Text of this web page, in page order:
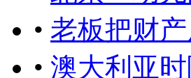
• 老板把财
• 澳大利亚